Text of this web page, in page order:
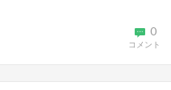
0
コメント